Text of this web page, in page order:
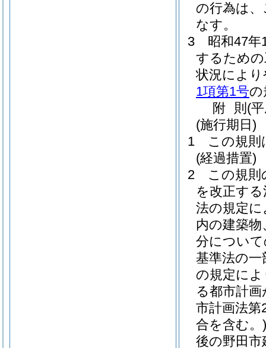
の行為は
なす。
3
昭和47
するため
状況によ
1項第1号の
附 則 (
(施行期日)
1
この規則
(経過措置)
2
この規則
を改正する
法の規定
内の建築
分につい
基準法の
の規定に
る都市計
市計画法第
合を含む。)
後の野田市